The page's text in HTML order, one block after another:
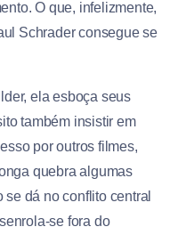
O que, infelizmente,
Schrader consegue se
ela esboça seus
também insistir em
por outros filmes,
quebra algumas
dá no conflito central
se fora do